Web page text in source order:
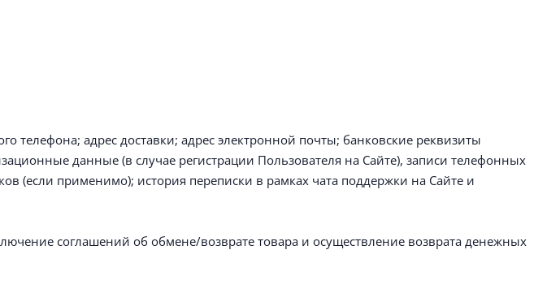
телефона; адрес доставки; адрес электронной почты; банковские реквизиты
данные (в случае регистрации Пользователя на Сайте), записи телефонных
(если применимо); история переписки в рамках чата поддержки на Сайте и
соглашений об обмене/возврате товара и осуществление возврата денежных